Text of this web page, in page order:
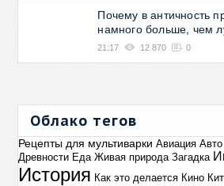
Почему в античность
намного больше, чем
21:17 12 870 0
Облако тегов
Рецепты для мультиварки Авиация Авто
Древности Еда Живая природа Загадка
История Как это делается Кино